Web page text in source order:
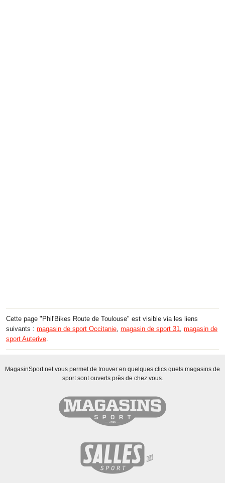
Cette page "Phil'Bikes Route de Toulouse" est visible via les liens
suivants : magasin de sport Occitanie magasin de sport 31
magasin de
sport Auterive
MagasinSport.net vous permet de trouver en quelques clics quels magasins de
sport sont ouverts près de chez vous.